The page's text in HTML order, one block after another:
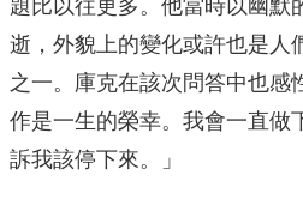
題比以往更多。他當時以幽默
逝，外貌上的變化或許也是人
之一。庫克在該次問答中也感
作是一生的榮幸。我會一直做
訴我該停下來。」